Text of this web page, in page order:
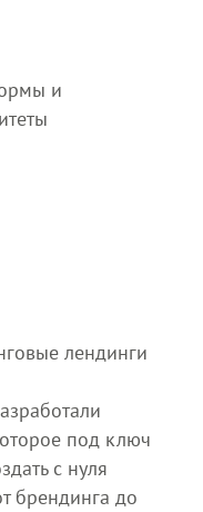
и
лендинги
под ключ
с нуля
брендинга до